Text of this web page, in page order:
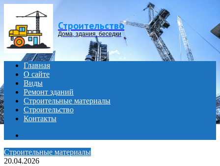
Строительство
Дома, здания, беседки
Главная
О сайте
Виды
Ремонт зданий
Строительные материалы
Строительство
Контакты
Строительные материалы
20.04.2026